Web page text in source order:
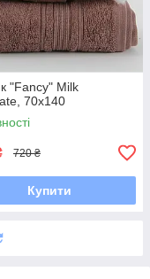
"Fancy" Milk
70x140
720 ₴
Купити